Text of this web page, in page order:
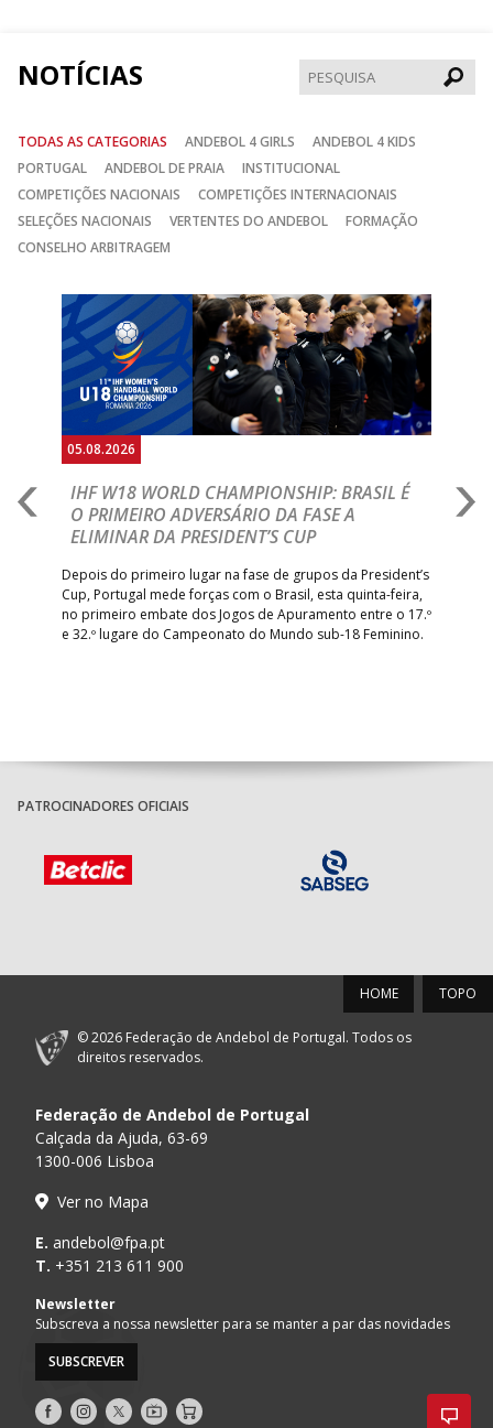
NOTÍCIAS
TODAS AS CATEGORIAS ANDEBOL 4 GIRLS
ANDEBOL 4 KIDS
PORTUGAL
ANDEBOL DE PRAIA
INSTITUCIONAL
COMPETIÇÕES NACIONAIS
COMPETIÇÕES INTERNACIONAIS
SELEÇÕES NACIONAIS
VERTENTES DO ANDEBOL
FORMAÇÃO
CONSELHO ARBITRAGEM
05.08.2026
IHF W18 WORLD CHAMPIONSHIP: BRASIL É
O PRIMEIRO ADVERSÁRIO DA FASE A
ELIMINAR DA PRESIDENT’S CUP
Depois do primeiro lugar na fase de grupos da President’s
Cup, Portugal mede forças com o Brasil, esta quinta-feira,
no primeiro embate dos Jogos de Apuramento entre o 17.º
e 32.º lugare do Campeonato do Mundo sub-18 Feminino.
Anterior
PATROCINADORES OFICIAIS
TOPO
HOME
© 2026 Federação de Andebol de Portugal. Todos os
direitos reservados.
Federação de Andebol de Portugal
Calçada da Ajuda, 63-69
1300-006 Lisboa
Ver no Mapa
E. andebol@fpa.pt
T. +351 213 611 900
Newsletter
Subscreva a nossa newsletter para se manter a par das novidades
SUBSCREVER
Siga- Siga- Siga- AndebolTV
Loja